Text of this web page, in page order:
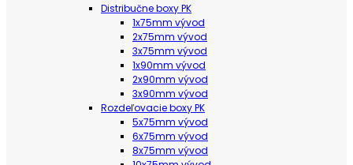
Distribučne boxy PK
1x75mm vývod
2x75mm vývod
3x75mm vývod
1x90mm vývod
2x90mm vývod
3x90mm vývod
Rozdeľovacie boxy PK
5x75mm vývod
6x75mm vývod
8x75mm vývod